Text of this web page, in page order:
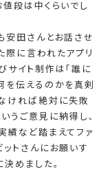
値段は中くらいでし
安田さんとお話させ
際に言われたアプリ
サイト制作は「誰に
を伝えるのかを真剣
ければ絶対に失敗
いうご意見に納得し、
績など踏まえてファ
ットさんにお願いす
決めました。